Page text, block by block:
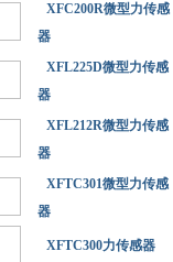
XFC200R微型力传感
器
XFL225D微型力传感
器
XFL212R微型力传感
器
XFTC301微型力传感
器
XFTC300力传感器